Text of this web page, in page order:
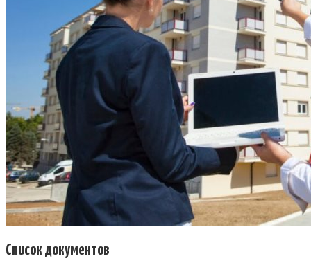
Список документов